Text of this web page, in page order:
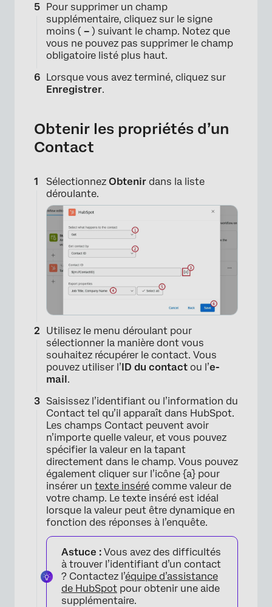
Pour supprimer un champ
supplémentaire, cliquez sur le signe
moins ( – ) suivant le champ. Notez que
vous ne pouvez pas supprimer le champ
obligatoire listé plus haut.
Lorsque vous avez terminé, cliquez sur
Enregistrer.
Obtenir les propriétés d’un
Contact
Sélectionnez Obtenir dans la liste
déroulante.
Utilisez le menu déroulant pour
sélectionner la manière dont vous
souhaitez récupérer le contact. Vous
pouvez utiliser l’ID du contact ou l’e-
mail.
Saisissez l’identifiant ou l’information du
Contact tel qu’il apparaît dans HubSpot.
Les champs Contact peuvent avoir
n’importe quelle valeur, et vous pouvez
spécifier la valeur en la tapant
directement dans le champ. Vous pouvez
également cliquer sur l’icône {a} pour
insérer un texte inséré comme valeur de
votre champ. Le texte inséré est idéal
lorsque la valeur peut être dynamique en
fonction des réponses à l’enquête.
Astuce : Vous avez des difficultés
à trouver l’identifiant d’un contact
? Contactez l’équipe d’assistance
de HubSpot pour obtenir une aide
supplémentaire.